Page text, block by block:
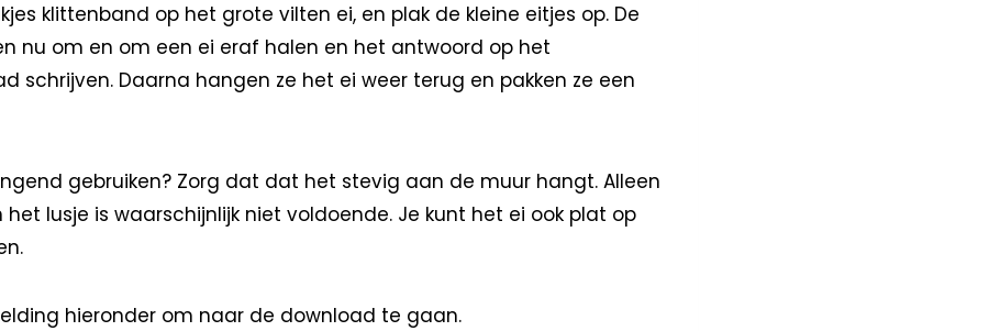
klittenband op het grote vilten ei, en plak de kleine eitjes op. De
nu om en om een ei eraf halen en het antwoord op het
schrijven. Daarna hangen ze het ei weer terug en pakken ze een
gebruiken? Zorg dat dat het stevig aan de muur hangt. Alleen
lusje is waarschijnlijk niet voldoende. Je kunt het ei ook plat op
hieronder om naar de download te gaan.